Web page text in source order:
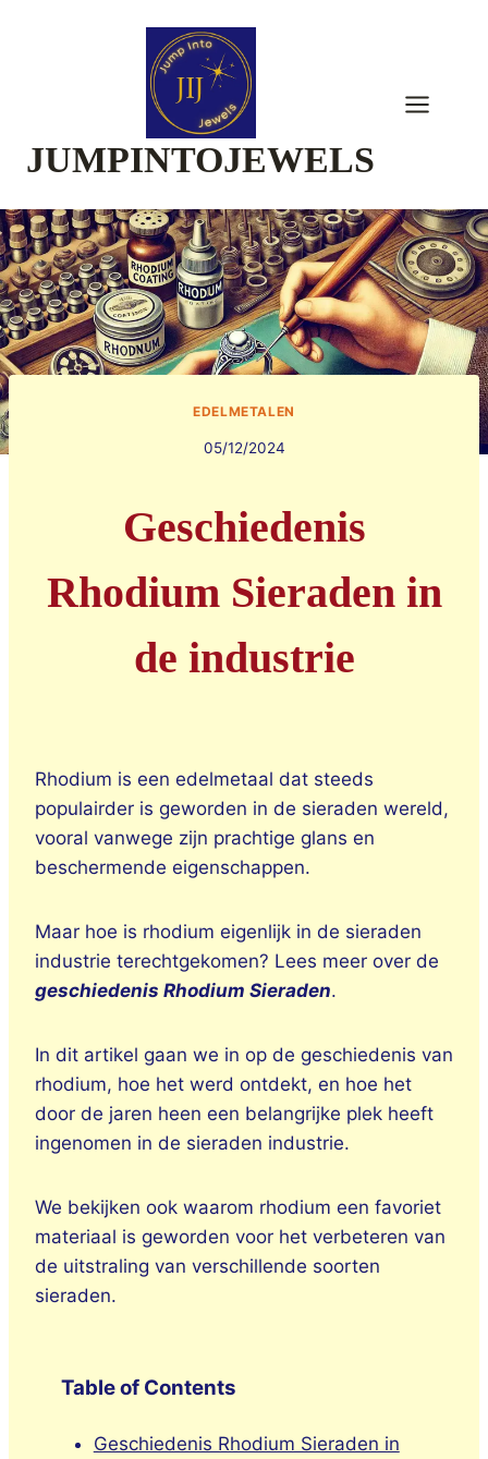
JUMPINTOJEWELS
EDELMETALEN
05/12/2024
Geschiedenis
Rhodium Sieraden in
de industrie
Rhodium is een edelmetaal dat steeds
populairder is geworden in de sieraden wereld,
vooral vanwege zijn prachtige glans en
beschermende eigenschappen.
Maar hoe is rhodium eigenlijk in de sieraden
industrie terechtgekomen? Lees meer over de
geschiedenis Rhodium Sieraden.
In dit artikel gaan we in op de geschiedenis van
rhodium, hoe het werd ontdekt, en hoe het
door de jaren heen een belangrijke plek heeft
ingenomen in de sieraden industrie.
We bekijken ook waarom rhodium een favoriet
materiaal is geworden voor het verbeteren van
de uitstraling van verschillende soorten
sieraden.
Table of Contents
Geschiedenis Rhodium Sieraden in